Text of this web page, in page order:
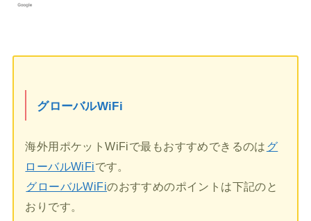
グローバルWiFi
海外用ポケットWiFiで最もおすすめできるのは グ
ローバルWiFiです。
グローバルWiFiのおすすめのポイントは下記のと
おりです。